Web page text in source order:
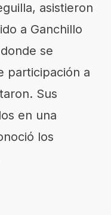
asistieron
a Ganchillo
se
participación a
Sus
en una
los